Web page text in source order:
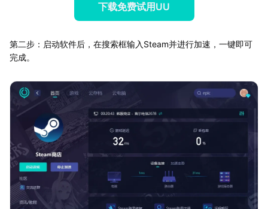
下载免费试用UU
第二步：启动软件后，在搜索框输入Steam并进行加速，一键即可
完成。